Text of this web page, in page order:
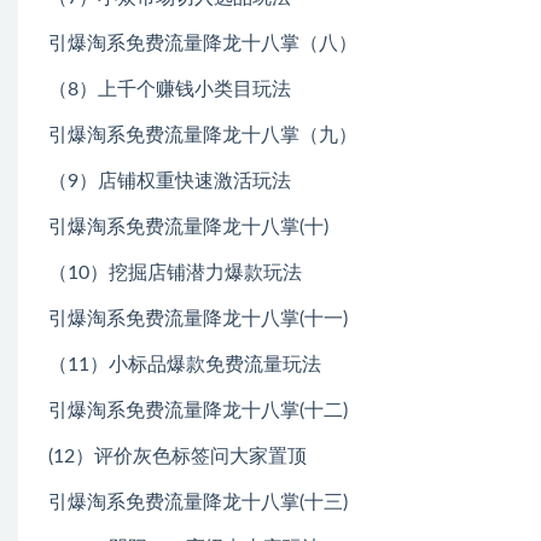
引爆淘系免费流量降龙十八掌（八）
（8）上千个赚钱小类目玩法
引爆淘系免费流量降龙十八掌（九）
（9）店铺权重快速激活玩法
引爆淘系免费流量降龙十八掌(十)
（10）挖掘店铺潜力爆款玩法
引爆淘系免费流量降龙十八掌(十一)
（11）小标品爆款免费流量玩法
引爆淘系免费流量降龙十八掌(十二)
(12）评价灰色标签问大家置顶
引爆淘系免费流量降龙十八掌(十三)